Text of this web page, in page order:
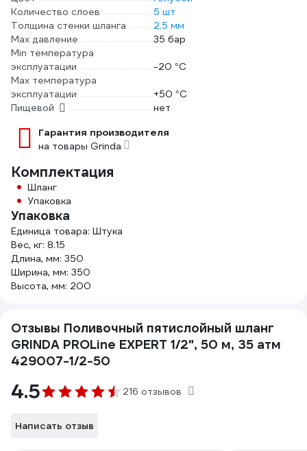
Количество слоев
5 шт
Толщина стенки шланга
2.5 мм
Max давление
35 бар
Min температура
эксплуатации
-20 °С
Мах температура
эксплуатации
+50 °С
Пищевой
нет
Гарантия производителя
на товары Grinda
Комплектация
Шланг
Упаковка
Упаковка
Единица товара: Штука
Вес, кг: 8.15
Длина, мм: 350
Ширина, мм: 350
Высота, мм: 200
Отзывы Поливочный пятислойный шланг
GRINDA PROLine EXPERT 1/2", 50 м, 35 атм
429007-1/2-50
4.5 216 отзывов
Написать отзыв